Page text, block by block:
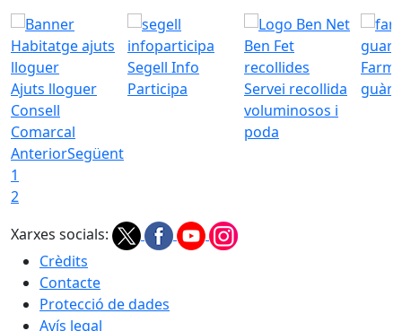
Ajuts lloguer
Consell
Comarcal
Segell Info
Participa
Servei recollida
voluminosos i
poda
AnteriorSegüent
1
2
Xarxes socials:
Crèdits
Contacte
Protecció de dades
Avís legal